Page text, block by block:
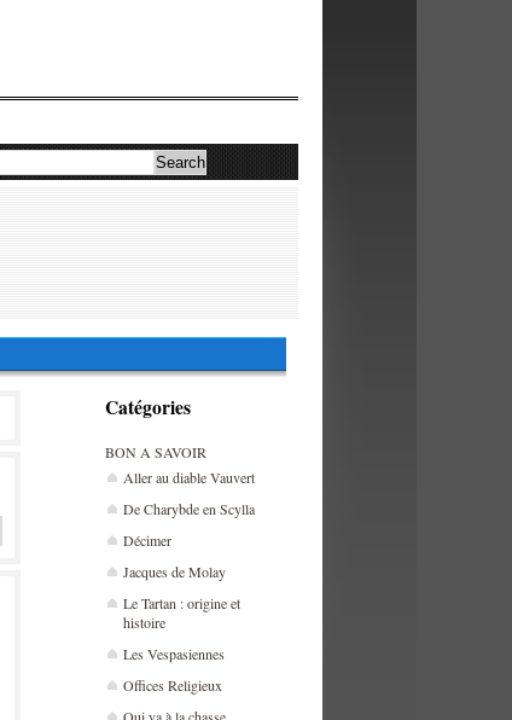
Catégories
BON A SAVOIR
Aller au diable Vauvert
De Charybde en Scylla
Décimer
Jacques de Molay
Le Tartan : origine et
histoire
Les Vespasiennes
Offices Religieux